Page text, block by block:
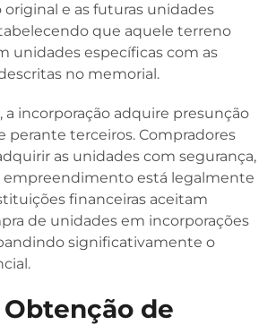
e as futuras unidades
que aquele terreno
unidades específicas com as
no memorial.
a incorporação adquire presunção
perante terceiros. Compradores
as unidades com segurança,
empreendimento está legalmente
financeiras aceitam
de unidades em incorporações
significativamente o
Obtenção de